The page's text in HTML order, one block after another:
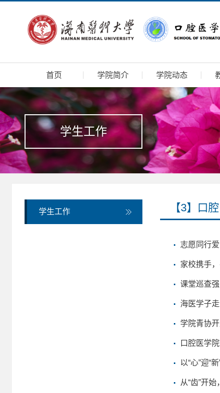
首页 学院简介 学院动态
学生工作
学生工作 【3】口
志愿同行
家校携手
课堂巡查
海医学子
学院青协
口腔医学
以“心”迎“
从“齿”开